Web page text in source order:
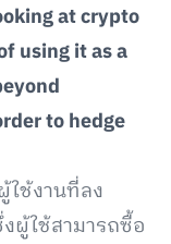
at crypto
using it as a
to hedge
ช้งานที่ลง
ผู้ใช้สามารถซื้อ